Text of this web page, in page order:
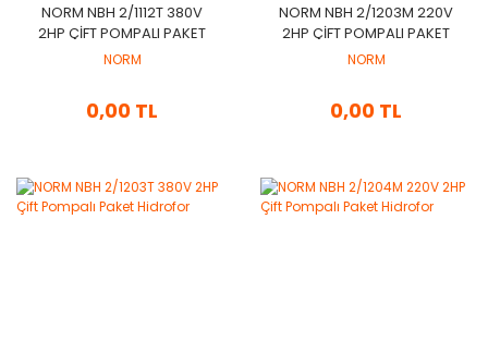
NORM NBH 2/1112T 380V
2HP ÇIFT POMPALI PAKET
HIDROFOR
NORM
0,00 TL
NORM NBH 2/1203M 220V
2HP ÇIFT POMPALI PAKET
HIDROFOR
NORM
0,00 TL